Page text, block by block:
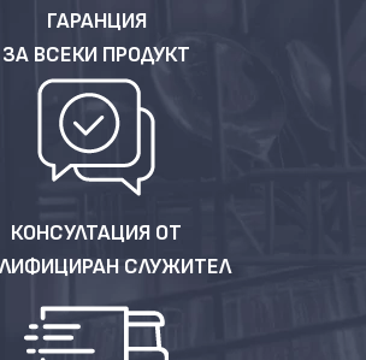
ГАРАНЦИЯ
ЗА ВСЕКИ ПРОДУКТ
КОНСУЛТАЦИЯ ОТ
СЛУЖИТЕЛ